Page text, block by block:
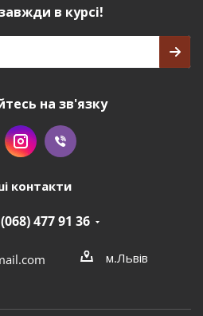
в курсі!
на зв'язку
контакти
477 91 36
м.Львів